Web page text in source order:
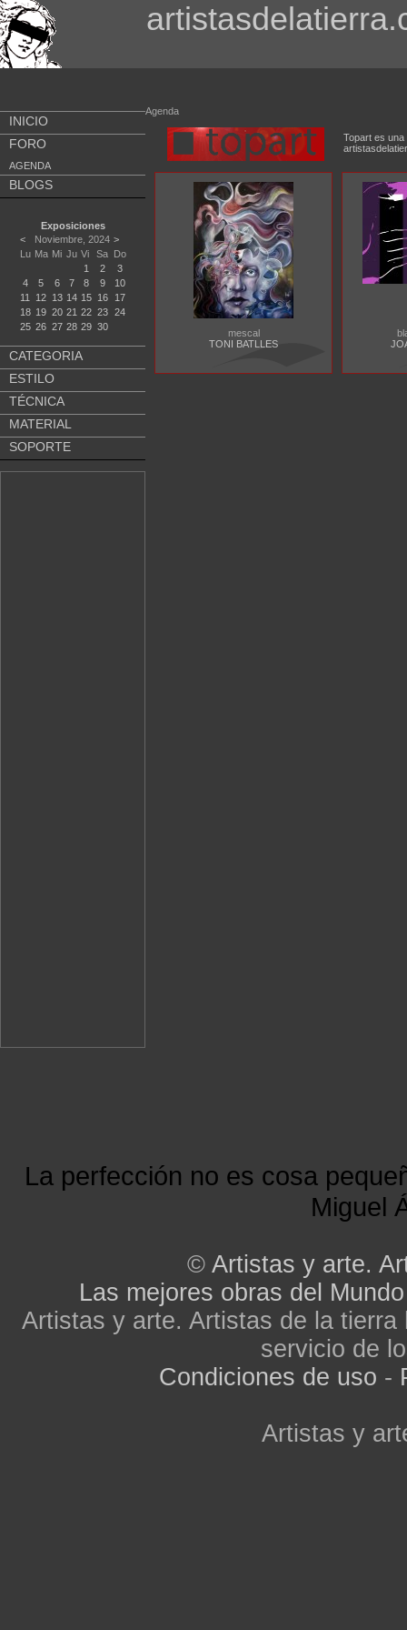
INICIO
FORO
AGENDA
BLOGS
Exposiciones
<
Noviembre, 2024 >
Lu Ma Mi Ju Vi Sa
Do
1
2
3
4
5 6 7 8 9
10
11
12 13 14 15 16
17
18 19 20 21 22 23 24
25 26 27 28 29 30
CATEGORIA
ESTILO
TÉCNICA
MATERIAL
SOPORTE
Agenda
Topart es
mescal
TONI BATLLES
La perfección no es cosa
Miguel
© Artistas y arte.
Las mejores obras del Mundo
Artistas y arte. Artistas de la
servicio de
Condiciones de uso -
Artistas y